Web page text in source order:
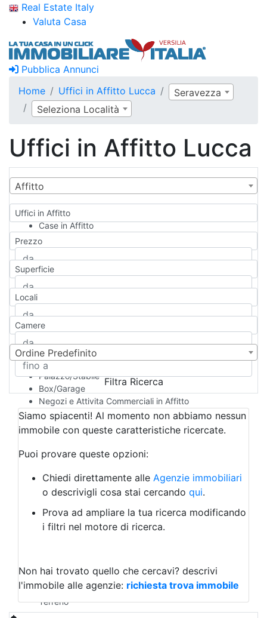
Real Estate Italy
Valuta Casa
Pubblica Annunci
Home
Uffici in Affitto Lucca
Seravezza
Seleziona Località
Uffici in Affitto Lucca
Affitto
Uffici in Affitto
Case in Affitto
Qualsiasi
Appartamento
Casa indipendente
Casa Semi-indipendente
Attico/Mansarda
Rustico/Casale
Camera d'Albergo
Multiproprietà
Palazzo/Stabile
Box/Garage
Negozi e Attivita Commerciali in Affitto
Qualsiasi
Attività/Licenza Commerciale
Azienda Agricola
Bar/Ristorante
Albergo
Laboratorio Artigianale
Negozio/locale commerciale
Agriturismo
Magazzini
Qualsiasi
Terreno edificabile
Terreno
Prezzo
Superficie
Locali
Camere
Ordine Predefinito
Filtra Ricerca
Siamo spiacenti! Al momento non abbiamo nessun
immobile con queste caratteristiche ricercate.
Puoi provare queste opzioni:
Chiedi direttamente alle Agenzie immobiliari
o descrivigli cosa stai cercando qui.
Prova ad ampliare la tua ricerca modificando
i filtri nel motore di ricerca.
Non hai trovato quello che cercavi? descrivi
l'immobile alle agenzie: richiesta trova immobile